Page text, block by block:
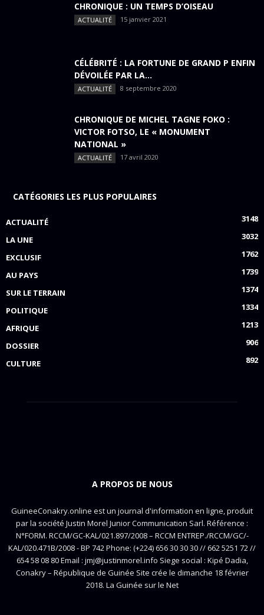
CHRONIQUE : UN TEMPS D’OISEAU
ACTUALITÉ 15 janvier 2021
CÉLÉBRITÉ : LA FORTUNE DE GRAND P ENFIN
DÉVOILÉE PAR LA...
ACTUALITÉ 8 septembre 2020
CHRONIQUE DE MICHEL TAGNE FOKO :
VICTOR FOTSO, LE « MONUMENT
NATIONAL »
ACTUALITÉ 17 avril 2020
CATÉGORIES LES PLUS POPULAIRES
ACTUALITÉ
3148
LA UNE
3032
EXCLUSIF
1762
AU PAYS
1739
SUR LE TERRAIN
1374
POLITIQUE
1334
AFRIQUE
1213
DOSSIER
906
CULTURE
892
A PROPOS DE NOUS
GuineeConakry.online est un journal d'information en ligne, produit
par la société Justin Morel Junior Communication Sarl. Référence :
N°FORM. RCCM/GC-KAL/021.897/2008 – RCCM ENTREP./RCCM/GC/-
KAL/020.471B/2008 - BP 742 Phone: (+224) 656 30 30 30 // 662 5251 72 //
654 58 08 80 Email : jmj@justinmorel.info Siege social : Kipé Dadia,
Conakry – République de Guinée Site crée le dimanche 18 février
2018. La Guinée sur le Net